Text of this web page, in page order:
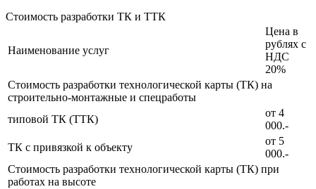
Стоимость разработки ТК и ТТК
Наименование услуг
Цена в
рублях с
НДС
20%
Стоимость разработки технологической карты (ТК) на
строительно-монтажные и спецработы
типовой ТК (ТТК)
от 4
000.-
ТК с привязкой к объекту
от 5
000.-
Стоимость разработки технологической карты (ТК) при
работах на высоте